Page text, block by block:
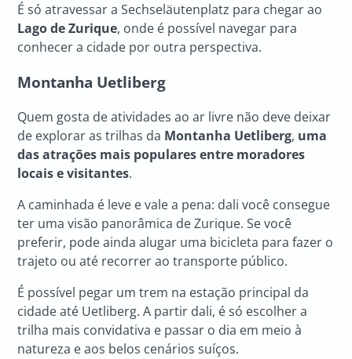
É só atravessar a Sechseläutenplatz para chegar ao
Lago de Zurique, onde é possível navegar para
conhecer a cidade por outra perspectiva.
Montanha Uetliberg
Quem gosta de atividades ao ar livre não deve deixar
de explorar as trilhas da Montanha Uetliberg, uma
das atrações mais populares entre moradores
locais e visitantes.
A caminhada é leve e vale a pena: dali você consegue
ter uma visão panorâmica de Zurique. Se você
preferir, pode ainda alugar uma bicicleta para fazer o
trajeto ou até recorrer ao transporte público.
É possível pegar um trem na estação principal da
cidade até Uetliberg. A partir dali, é só escolher a
trilha mais convidativa e passar o dia em meio à
natureza e aos belos cenários suíços.